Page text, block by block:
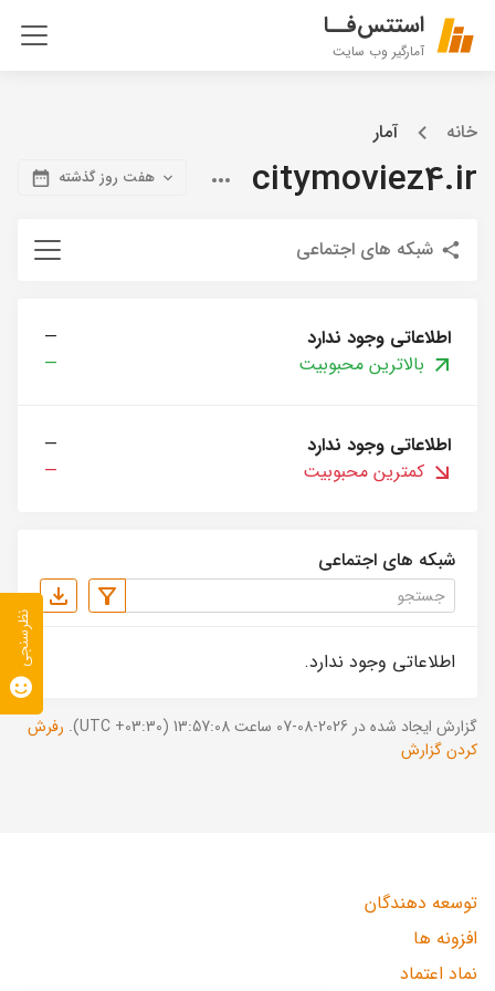
استتس‌فــا
آمارگیر وب سایت
خانه آمار
citymoviez4.ir هفت روز گذشته
شبکه های اجتماعی
اطلاعاتی وجود ندارد
—
بالاترین محبوبیت
—
اطلاعاتی وجود ندارد
—
کمترین محبوبیت
—
شبکه های اجتماعی
اطلاعاتی وجود ندارد.
گزارش ایجاد شده در 2026-08-07 ساعت 13:57:08 (UTC +03:30).
رفرش
کردن گزارش
توسعه دهندگان
افزونه ها
نماد اعتماد
نظرسنجی